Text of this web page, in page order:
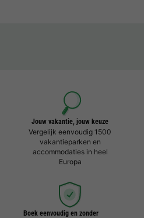
Jouw vakantie, jouw keuze
Vergelijk eenvoudig 1500
vakantieparken en
accommodaties in heel
Europa
Boek eenvoudig en zonder